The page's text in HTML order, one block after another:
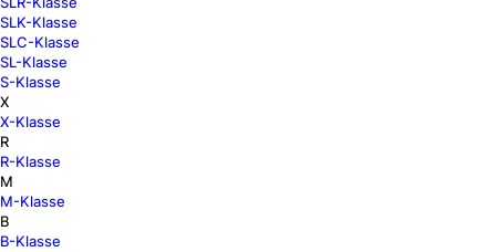
SLK-Klasse
SLC-Klasse
SL-Klasse
S-Klasse
X
X-Klasse
R
R-Klasse
M
M-Klasse
B
B-Klasse